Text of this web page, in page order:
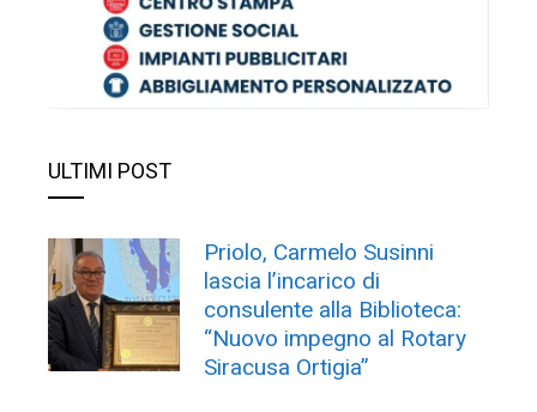
ULTIMI POST
Priolo, Carmelo Susinni
lascia l’incarico di
consulente alla Biblioteca:
“Nuovo impegno al Rotary
Siracusa Ortigia”